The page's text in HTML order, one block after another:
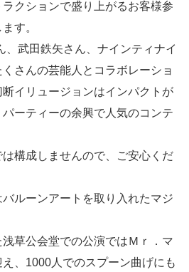
クションで盛り上がるお客様参
す。
、武田鉄矢さん、ナインティナイ
さんの芸能人とコラボレーショ
イリュージョンはインパクトが
ーティーの余興で人気のコンテ
構成しませんので、ご安心くだ
ルーンアートを取り入れたマジ
草公会堂での公演ではＭｒ．マ
、1000人でのスプーン曲げにも